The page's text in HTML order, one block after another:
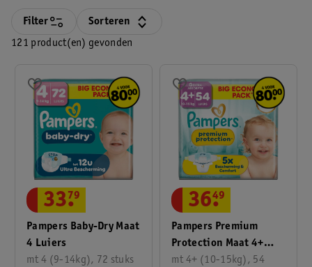
121 product(en) gevonden
Filter Sorteren
Pampers Baby-Dry Maat
4 Luiers
mt 4 (9-14kg), 72 stuks
33.
79
Pampers Premium
Protection Maat 4+
Luiers
mt 4+ (10-15kg), 54
36.
49